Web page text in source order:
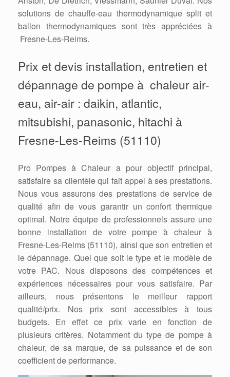
solutions de chauffe-eau thermodynamique split et
ballon thermodynamiques sont très appréciées à
Fresne-Les-Reims.
Prix et devis installation, entretien et
dépannage de pompe à chaleur air-
eau, air-air : daikin, atlantic,
mitsubishi, panasonic, hitachi à
Fresne-Les-Reims (51110)
Pro Pompes à Chaleur a pour objectif principal,
satisfaire sa clientèle qui fait appel à ses prestations.
Nous vous assurons des prestations de service de
qualité afin de vous garantir un confort thermique
optimal. Notre équipe de professionnels assure une
bonne installation de votre pompe à chaleur à
Fresne-Les-Reims (51110), ainsi que son entretien et
le dépannage. Quel que soit le type et le modèle de
votre PAC. Nous disposons des compétences et
expériences nécessaires pour vous satisfaire. Par
ailleurs, nous présentons le meilleur rapport
qualité/prix. Nos prix sont accessibles à tous
budgets. En effet ce prix varie en fonction de
plusieurs critères. Notamment du type de pompe à
chaleur, de sa marque, de sa puissance et de son
coefficient de performance.